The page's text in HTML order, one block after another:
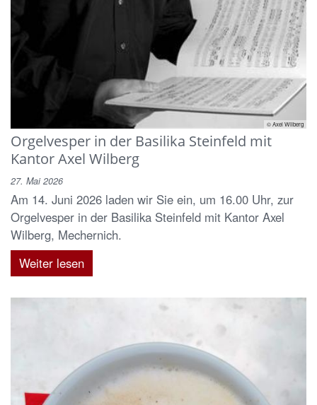
© Axel Wilberg
Orgelvesper in der Basilika Steinfeld mit
Kantor Axel Wilberg
27. Mai 2026
Am 14. Juni 2026 laden wir Sie ein, um 16.00 Uhr, zur
Orgelvesper in der Basilika Steinfeld mit Kantor Axel
Wilberg, Mechernich.
Weiter lesen